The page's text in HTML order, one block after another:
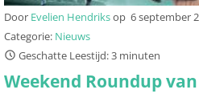
Door Evelien Hendriksop 6 september
Categorie: Nieuws
Geschatte Leestijd: 3 minuten
Weekend Roundup